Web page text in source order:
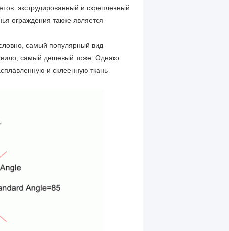
экструдированный и скрепленный
ограждения также является
самый популярный вид
самый дешевый тоже. Однако
и склеенную ткань